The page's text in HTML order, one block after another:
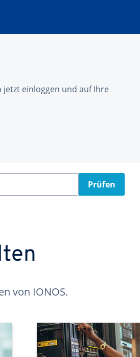
jetzt einloggen und auf Ihre
Prüfen
von IONOS.